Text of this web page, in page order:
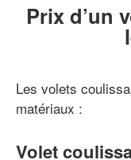
Prix d’un
Les volets
matériaux :
Volet